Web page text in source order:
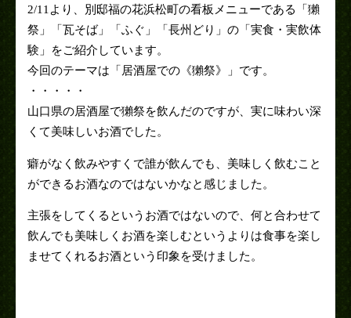
2/11より、別邸福の花浜松町の看板メニューである「獺
祭」「瓦そば」「ふぐ」「長州どり」の「実食・実飲体
験」をご紹介しています。
今回のテーマは「居酒屋での《獺祭》」です。
・・・・・
山口県の居酒屋で獺祭を飲んだのですが、実に味わい深
くて美味しいお酒でした。
癖がなく飲みやすくで誰が飲んでも、美味しく飲むこと
ができるお酒なのではないかなと感じました。
主張をしてくるというお酒ではないので、何と合わせて
飲んでも美味しくお酒を楽しむというよりは食事を楽し
ませてくれるお酒という印象を受けました。